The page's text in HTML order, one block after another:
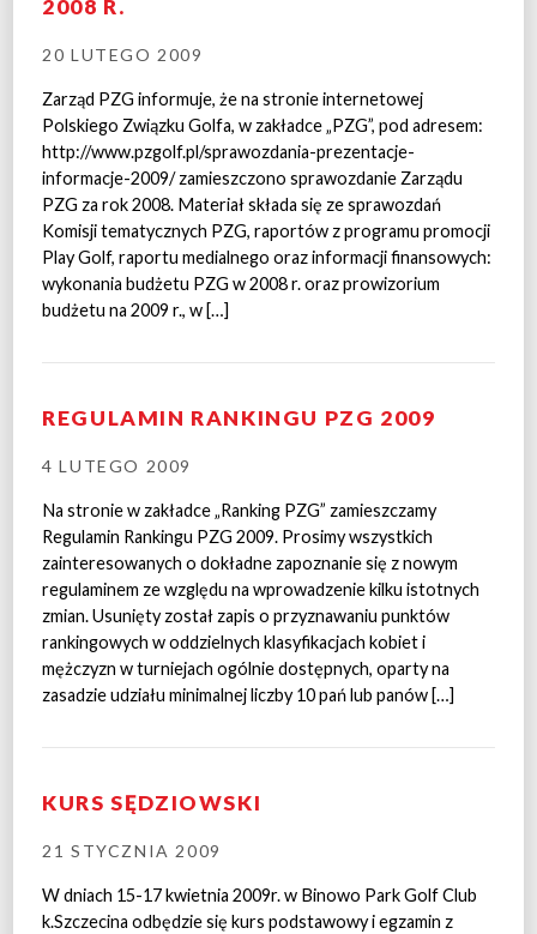
2008 R.
20 LUTEGO 2009
Zarząd PZG informuje, że na stronie internetowej
Polskiego Związku Golfa, w zakładce „PZG”, pod adresem:
http://www.pzgolf.pl/sprawozdania-prezentacje-
informacje-2009/ zamieszczono sprawozdanie Zarządu
PZG za rok 2008. Materiał składa się ze sprawozdań
Komisji tematycznych PZG, raportów z programu promocji
Play Golf, raportu medialnego oraz informacji finansowych:
wykonania budżetu PZG w 2008 r. oraz prowizorium
budżetu na 2009 r., w […]
REGULAMIN RANKINGU PZG 2009
4 LUTEGO 2009
Na stronie w zakładce „Ranking PZG” zamieszczamy
Regulamin Rankingu PZG 2009. Prosimy wszystkich
zainteresowanych o dokładne zapoznanie się z nowym
regulaminem ze względu na wprowadzenie kilku istotnych
zmian. Usunięty został zapis o przyznawaniu punktów
rankingowych w oddzielnych klasyfikacjach kobiet i
mężczyzn w turniejach ogólnie dostępnych, oparty na
zasadzie udziału minimalnej liczby 10 pań lub panów […]
KURS SĘDZIOWSKI
21 STYCZNIA 2009
W dniach 15-17 kwietnia 2009r. w Binowo Park Golf Club
k.Szczecina odbędzie się kurs podstawowy i egzamin z